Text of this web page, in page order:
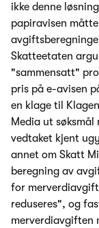
ikke denne
papiravisen
Skatteetaten
"sammensatt"
pris på e-avisen
en klage til
Media ut
vedtaket kjent
annet om Skatt
beregning av
for
reduseres", og
merverdiavgiften